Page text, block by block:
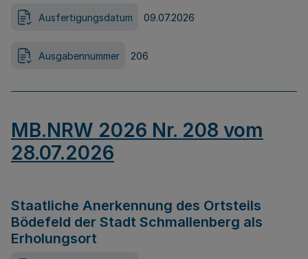
Ausfertigungsdatum 09.07.2026
Ausgabennummer 206
MB.NRW 2026 Nr. 208 vom
28.07.2026
Staatliche Anerkennung des Ortsteils
Bödefeld der Stadt Schmallenberg als
Erholungsort